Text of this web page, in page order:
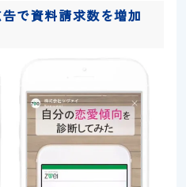
で資料請求数を増加